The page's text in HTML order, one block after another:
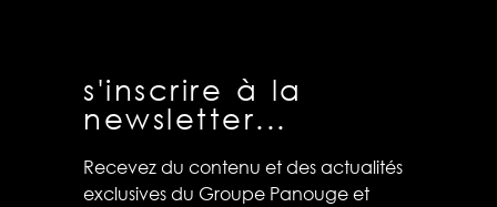
s'inscrire à la
newsletter...
Recevez du contenu et des actualités
exclusives du Groupe Panouge et